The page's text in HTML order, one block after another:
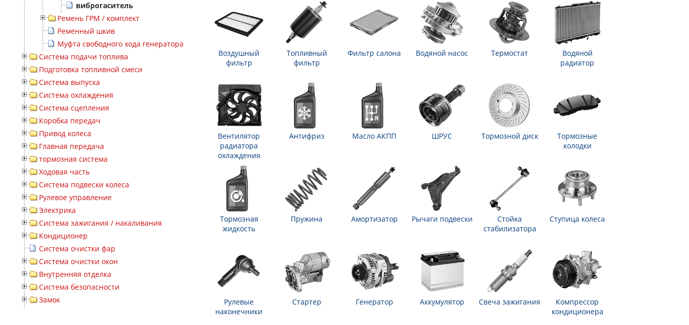
виброгаситель
Ремень ГРМ / комплект
Ременный шкив
Муфта свободного хода генератора
Система подачи топлива
Подготовка топливной смеси
Система выпуска
Система охлаждения
Система сцепления
Коробка передач
Привод колеса
Главная передача
тормозная система
Ходовая часть
Система подвески колеса
Рулевое управление
Электрика
Система зажигания / накаливания
Кондиционер
Система очистки фар
Система очистки окон
Внутренняя отделка
Система безопасности
Замок
Воздушный
фильтр
Топливный
фильтр
Фильтр салона Водяной насос Термостат
Водяной
радиатор
Вентилятор
радиатора
охлаждения
Антифриз Масло АКПП ШРУС Тормозной диск
Тормозные
колодки
Тормозная
жидкость
Пружина Амортизатор Рычаги подвески
Стойка
стабилизатора
Ступица колеса
Рулевые
наконечники
Стартер Генератор Аккумулятор Свеча зажигания
Компрессор
кондиционера